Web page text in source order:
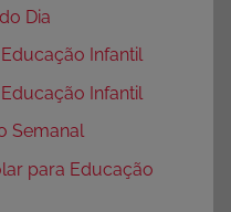
Dia
Infantil
Infantil
Semanal
para Educação